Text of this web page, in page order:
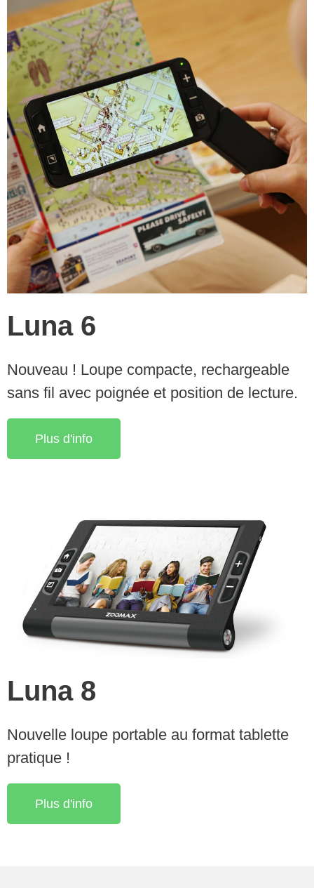
Luna 6
Nouveau ! Loupe compacte, rechargeable
sans fil avec poignée et position de lecture.
Plus d'info
Luna 8
Nouvelle loupe portable au format tablette
pratique !
Plus d'info